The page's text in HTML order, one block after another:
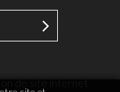
de site internet